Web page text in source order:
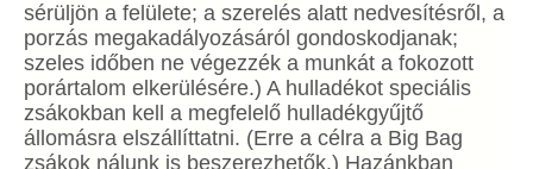
sérüljön a felülete; a szerelés alatt nedvesítésről, a
porzás megakadályozásáról gondoskodjanak;
szeles időben ne végezzék a munkát a fokozott
porártalom elkerülésére.) A hulladékot speciális
zsákokban kell a megfelelő hulladékgyűjtő
állomásra elszállíttatni. (Erre a célra a Big Bag
zsákok nálunk is beszerezhetők.) Hazánkban